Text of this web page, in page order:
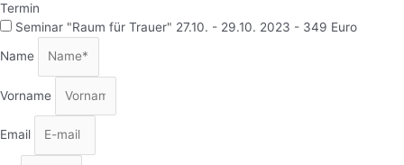
Termin
Seminar "Raum für Trauer" 27.10. - 29.10. 2023 - 349 Euro
Name
Vorname
Email